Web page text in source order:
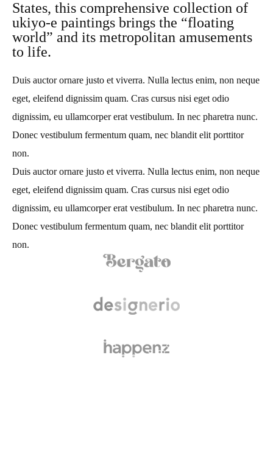
States, this comprehensive collection of
ukiyo-e paintings brings the “floating
world” and its metropolitan amusements
to life.
Duis auctor ornare justo et viverra. Nulla lectus enim, non neque
eget, eleifend dignissim quam. Cras cursus nisi eget odio
dignissim, eu ullamcorper erat vestibulum. In nec pharetra nunc.
Donec vestibulum fermentum quam, nec blandit elit porttitor
non.
Duis auctor ornare justo et viverra. Nulla lectus enim, non neque
eget, eleifend dignissim quam. Cras cursus nisi eget odio
dignissim, eu ullamcorper erat vestibulum. In nec pharetra nunc.
Donec vestibulum fermentum quam, nec blandit elit porttitor
non.